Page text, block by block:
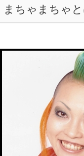
まちゃまちゃ